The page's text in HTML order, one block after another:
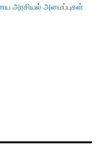
அரசியல் அமைப்புகள்